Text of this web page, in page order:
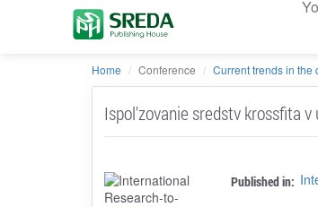
Home Conference Current trends in the
Ispol'zovanie sredstv krossfita
Published in: